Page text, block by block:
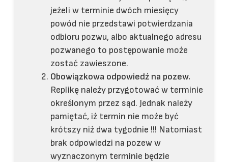
jeżeli w terminie dwóch miesięcy
powód nie przedstawi potwierdzania
odbioru pozwu, albo aktualnego adresu
pozwanego to postępowanie może
zostać zawieszone.
Obowiązkowa odpowiedź na pozew.
Replikę należy przygotować w terminie
określonym przez sąd. Jednak należy
pamiętać, iż termin nie może być
krótszy niż dwa tygodnie !!! Natomiast
brak odpowiedzi na pozew w
wyznaczonym terminie będzie